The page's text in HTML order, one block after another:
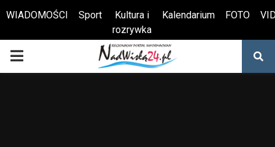
Otwórz pasek narzędzi
WIADOMOŚCI Sport
Kultura i
rozrywka
Kalendarium FOTO
PRIMARY